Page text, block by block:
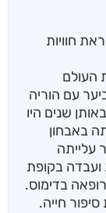
חוויות
העולם
עם הוריה
שנים היו
באבחון
עלייתה
בקופת
בדימוס.
חייה.